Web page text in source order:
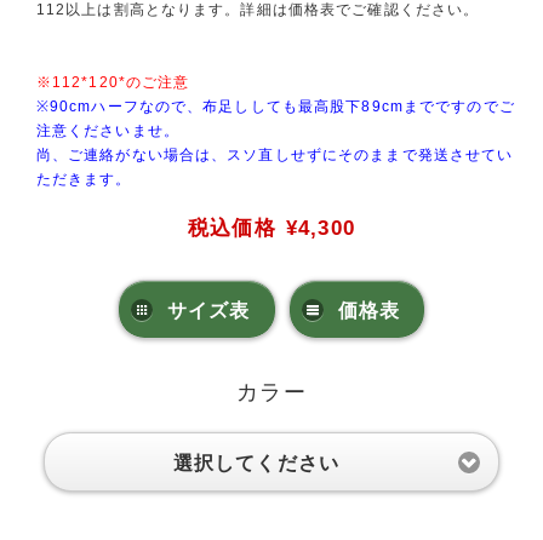
112以上は割高となります。詳細は価格表でご確認ください。
※112*120*のご注意
※90cmハーフなので、布足ししても最高股下89cmまでですのでご
注意くださいませ。
尚、ご連絡がない場合は、スソ直しせずにそのままで発送させてい
ただきます。
税込価格 ¥4,300
サイズ表 価格表
カラー
選択してください